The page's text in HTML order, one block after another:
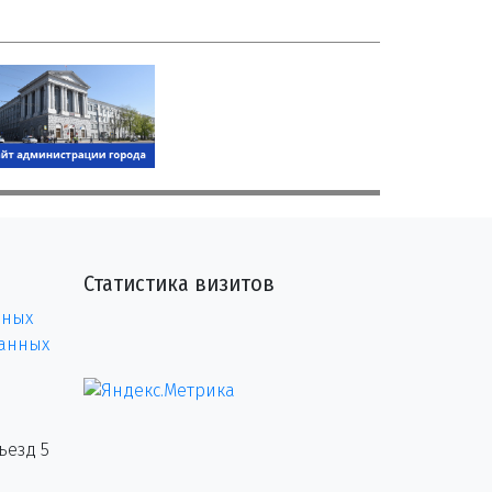
5
Статистика визитов